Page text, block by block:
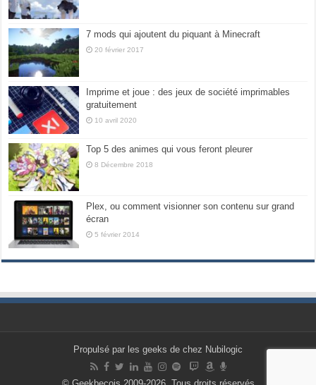
7 mods qui ajoutent du piquant à Minecraft
20 février 2017
Imprime et joue : des jeux de société imprimables
gratuitement
10 avril 2020
Top 5 des animes qui vous feront pleurer
8 Décembre 2018
Plex, ou comment visionner son contenu sur grand
écran
5 février 2014
Propulsé par les geeks de chez Nubilogic